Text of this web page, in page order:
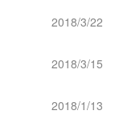
2018/3/22
2018/3/15
2018/1/13